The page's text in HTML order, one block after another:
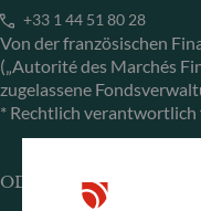
+33 1 44 51 80 28
Von der französischen
(„Autorité des Marchés
zugelassene
* Rechtlich
ODDO BHF Asset